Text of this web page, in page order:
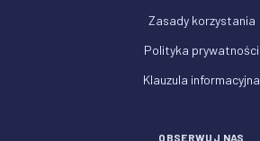
Zasady korzystania
Polityka prywatności
Klauzula informacyjna
OBSERWUJ NAS